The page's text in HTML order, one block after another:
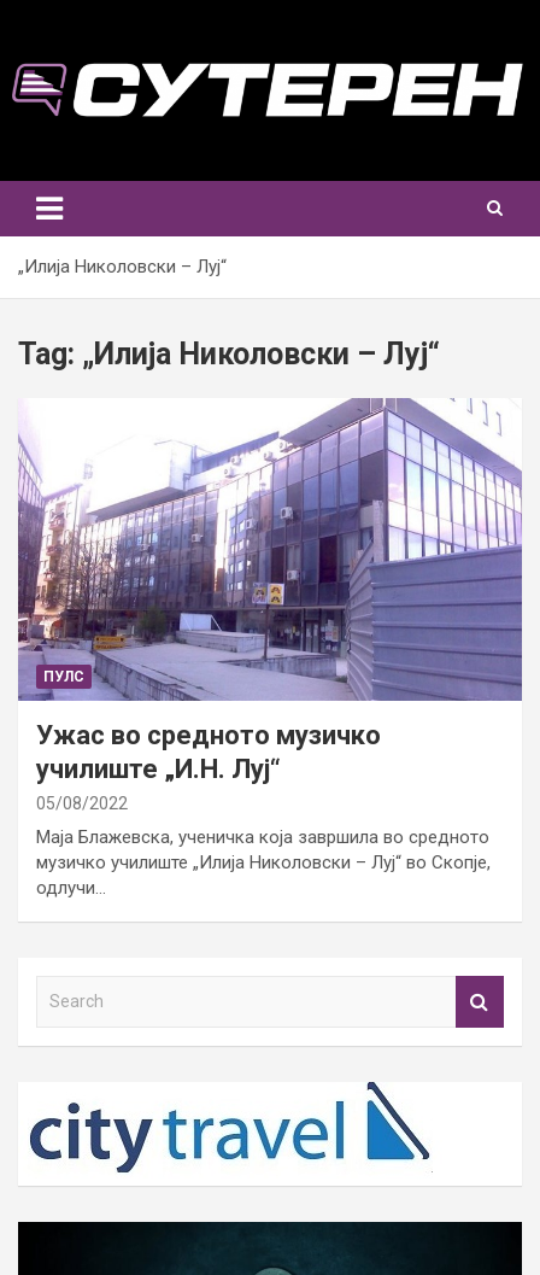
content
„Илија Николовски – Луј“
Tag: „Илија Николовски – Луј“
ПУЛС
Ужас во средното музичко
училиште „И.Н. Луј“
05/08/2022
Маја Блажевска, ученичка која завршила во средното
музичко училиште „Илија Николовски – Луј“ во Скопје,
одлучи…
h